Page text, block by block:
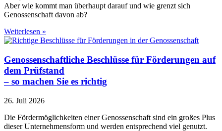
Aber wie kommt man überhaupt darauf und wie grenzt sich
Genossenschaft davon ab?
Weiterlesen »
Genossenschaftliche Beschlüsse für Förderungen auf
dem Prüfstand
– so machen Sie es richtig
26. Juli 2026
Die Fördermöglichkeiten einer Genossenschaft sind ein großes Plus
dieser Unternehmensform und werden entsprechend viel genutzt.